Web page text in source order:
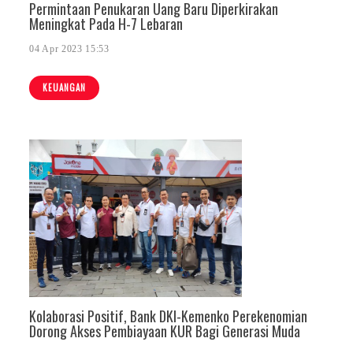
Permintaan Penukaran Uang Baru Diperkirakan
Meningkat Pada H-7 Lebaran
04 Apr 2023 15:53
KEUANGAN
Kolaborasi Positif, Bank DKI-Kemenko Perekenomian
Dorong Akses Pembiayaan KUR Bagi Generasi Muda